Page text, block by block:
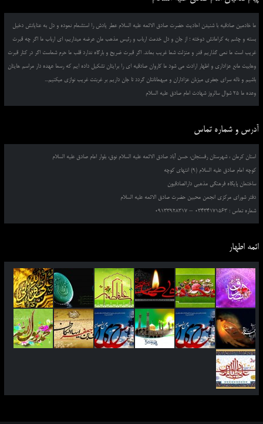
ما خادمین صادقیه با شنیدن احادیث حضرت صادق الائمه علیه السلام عطر یادش را استشمام نموده و دل به عنایاتش دخیل
بسته و چشم به کراماتش دوخته ؛ از جان و دل خدمت ارباب و رئیس مذهب مان عرضه میداریم، ای ارباب ما اگر چه قبرت
غریب است ما نمی گذاریم قدر و منزلت شما غریب بماند. اگر قبرت ضریح و بارگاه ندارد قلب ما حرم شماست اگر در کنار قبرت
وهابیت مانع عزاداری و اظهار ارادت می شود ما کاروان صادقیه ای را برایتان تشکیل داده ایم که رسما عهده دار مراسم هایتان
باشیم و ناله سرای جعفری میزبان عزاداران و میهمانانتان گردد تا جان داریم بر غربتت غریب نوازی میکنیم...
وعده ما 25 شوال سالروز شهادت امام صادق علیه السلام
آدرس و شماره تماس
استان کرمان ، شهرستان رفسنجان، حسن آباد صادق الائمه علیه السلام نوق، بلوار امام صادق علیه السلام
کوچه امام صادق علیه السلام (9) انتهای کوچه
ساختمان پایگاه فرهنگی مذهبی دارالصادقیون
دفتر شورای مرکزی انجمن محبین حضرت صادق الائمه علیه السلام
شماره تماس : 03434171563 – 09133928317
ائمه اطهار